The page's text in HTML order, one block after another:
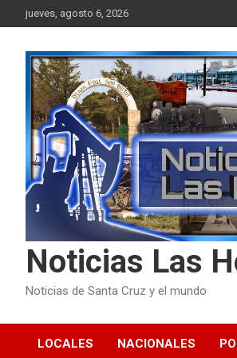
to
jueves, agosto 6, 2026
Noticias Las
Noticias de Santa Cruz y el mundo
LOCALES NACIONALES